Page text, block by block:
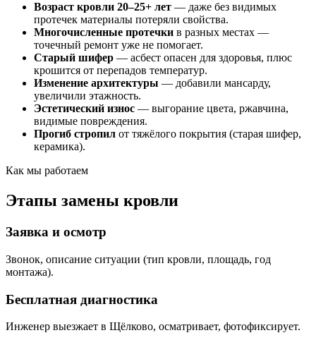
Возраст кровли 20–25+ лет — даже без видимых
протечек материалы потеряли свойства.
Многочисленные протечки в разных местах —
точечный ремонт уже не помогает.
Старый шифер — асбест опасен для здоровья, плюс
крошится от перепадов температур.
Изменение архитектуры — добавили мансарду,
увеличили этажность.
Эстетический износ — выгорание цвета, ржавчина,
видимые повреждения.
Прогиб стропил от тяжёлого покрытия (старая шифер,
керамика).
Как мы работаем
Этапы замены кровли
Заявка и осмотр
Звонок, описание ситуации (тип кровли, площадь, год
монтажа).
Бесплатная диагностика
Инженер выезжает в Щёлково, осматривает, фотофиксирует.